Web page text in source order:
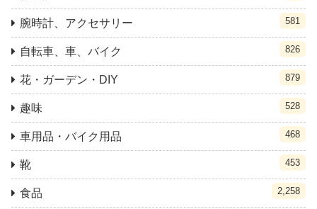
腕時計、アクセサリー 581
自転車、車、バイク 826
花・ガーデン・DIY 879
趣味 528
車用品・バイク用品 468
靴 453
食品 2,258